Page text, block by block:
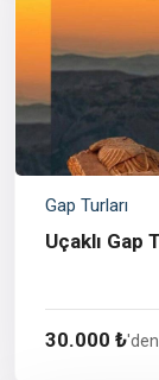
Gap Turları
Uçaklı Gap
30.000 ₺